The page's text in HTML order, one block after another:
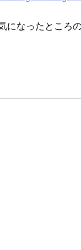
なったところの